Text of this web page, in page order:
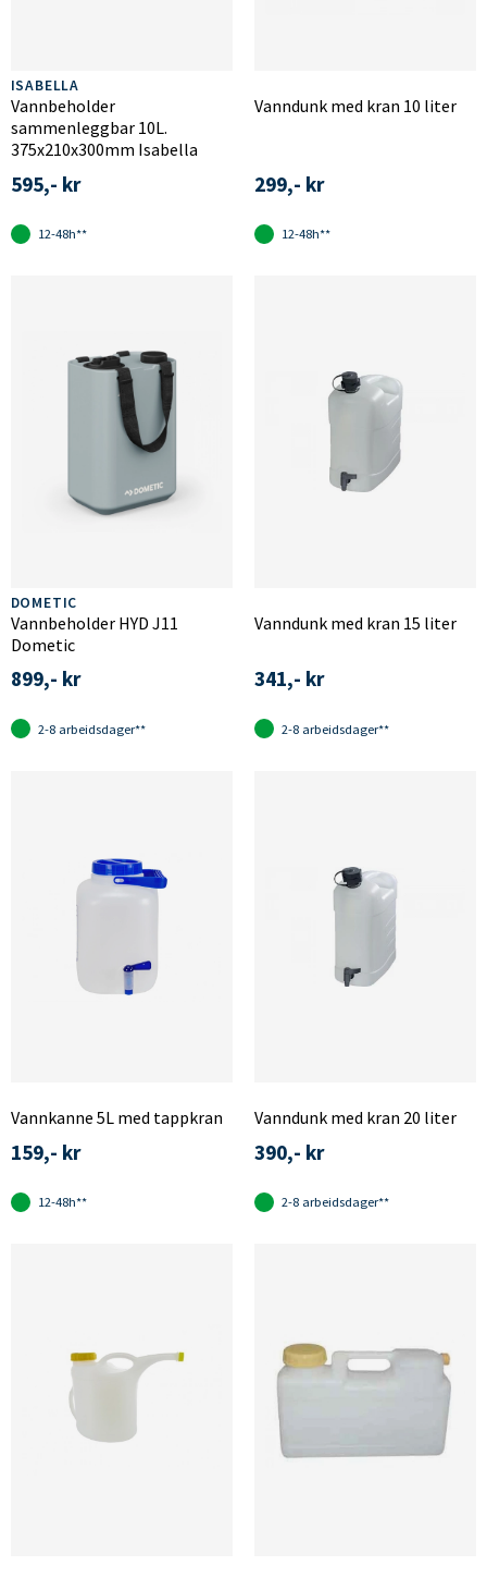
ISABELLA
Vannbeholder
sammenleggbar 10L.
375x210x300mm Isabella
595,- kr
12-48h**
Vanndunk med kran 10 liter
299,- kr
12-48h**
DOMETIC
Vannbeholder HYD J11
Dometic
899,- kr
2-8 arbeidsdager**
Vanndunk med kran 15 liter
341,- kr
2-8 arbeidsdager**
Vannkanne 5L med tappkran
159,- kr
12-48h**
Vanndunk med kran 20 liter
390,- kr
2-8 arbeidsdager**